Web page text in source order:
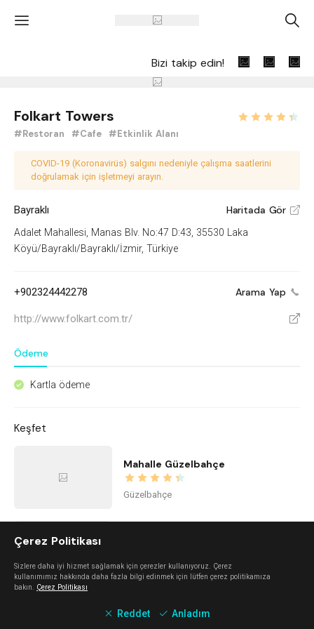
' A
Bizi takip edin!
Folkart Towers
#Restoran #Cafe #Etkinlik Alanı
COVID-19 (Koronavirüs) salgını nedeniyle çalışma saatlerini
doğrulamak için işletmeyi arayın.
Bayraklı Haritada Gör V
Adalet Mahallesi, Manas Blv. No:47 D:43, 35530 Laka
Köyü/Bayraklı/Bayraklı/İzmir, Türkiye
+902324442278 Arama Yap
http://www.folkart.com.tr/ V
Ödeme
^ Kartla ödeme
Keşfet
Mahalle Güzelbahçe
Güzelbahçe
Balçova
imi ayayorgi
Çerez Politikası
Sizlere daha iyi hizmet sağlamak için çerezler kullanıyoruz. Çerez
kullanımımız hakkında daha fazla bilgi edinmek için lütfen çerez politikamıza
bakın. Çerez Politikası
Reddet Anladım